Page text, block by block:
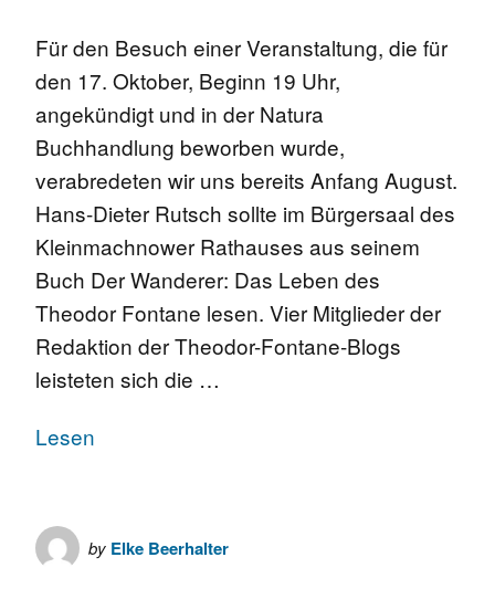
Für den Besuch einer Veranstaltung, die für
den 17. Oktober, Beginn 19 Uhr,
angekündigt und in der Natura
Buchhandlung beworben wurde,
verabredeten wir uns bereits Anfang August.
Hans-Dieter Rutsch sollte im Bürgersaal des
Kleinmachnower Rathauses aus seinem
Buch Der Wanderer: Das Leben des
Theodor Fontane lesen. Vier Mitglieder der
Redaktion der Theodor-Fontane-Blogs
leisteten sich die …
Lesen
by Elke Beerhalter